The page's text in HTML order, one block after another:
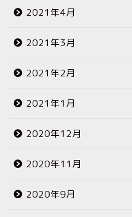
2021年4月
2021年3月
2021年2月
2021年1月
2020年12月
2020年11月
2020年9月